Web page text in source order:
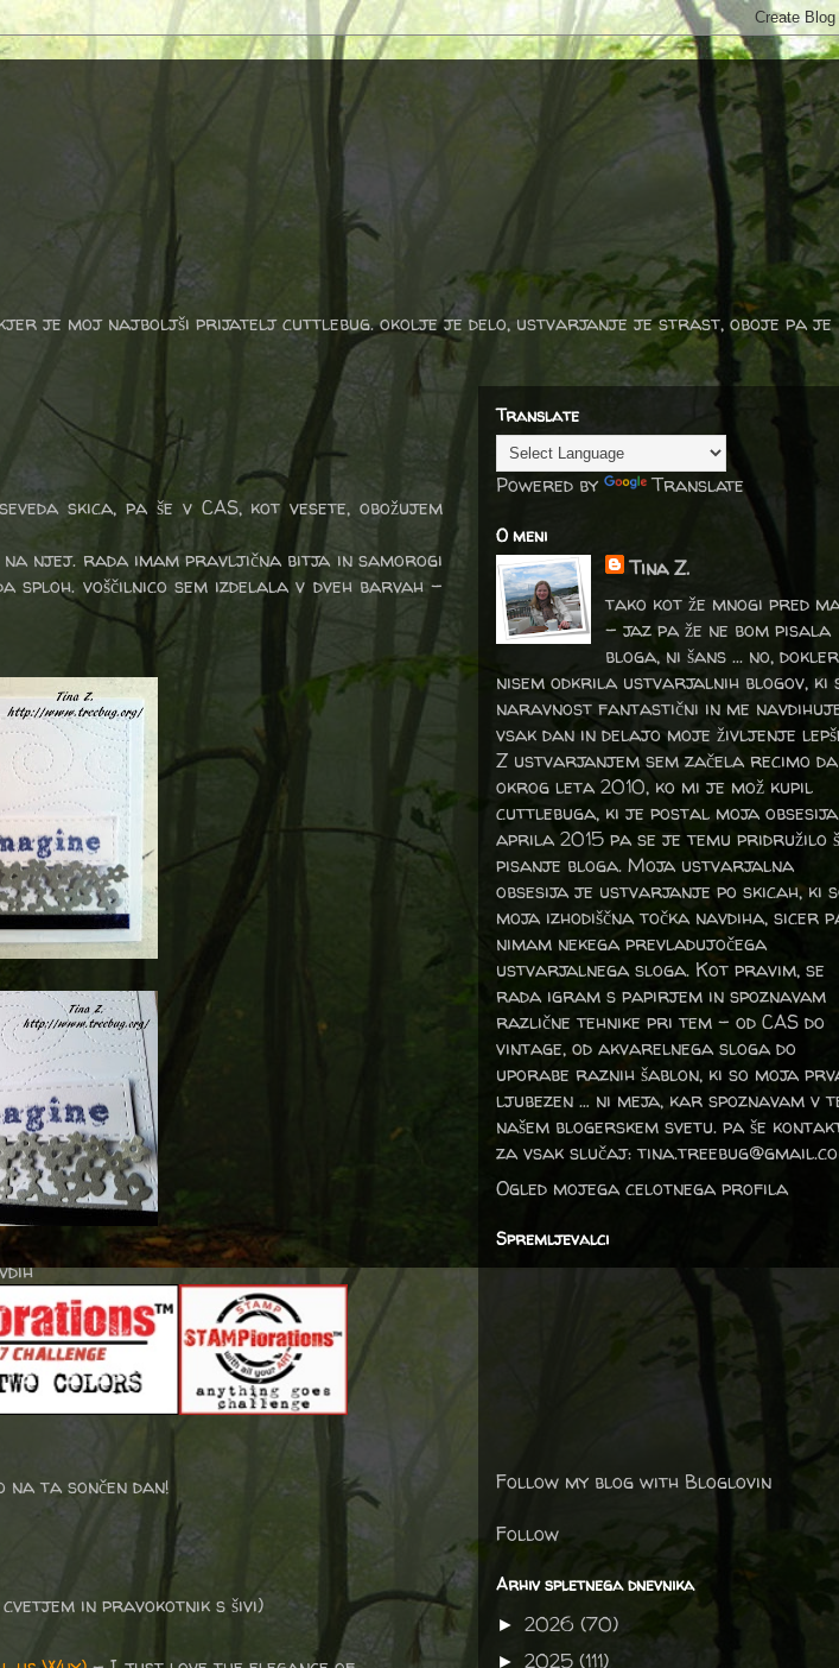
kjer je moj najboljši prijatelj cuttlebug. okolje je delo, ustvarjanje je strast, oboje pa je
skica, pa še v CAS, kot vesete, obožujem
njej. rada imam pravljična bitja in samorogi
sploh. voščilnico sem izdelala v dveh barvah -
ta sončen dan!
in pravokotnik s šivi)
Translate
Powered by Translate
O meni
Tina Z.
tako kot že mnogi pred
- jaz pa že ne bom pisala
bloga, ni šans ... no, dokler
nisem odkrila ustvarjalnih blogov, ki
naravnost fantastični in me
vsak dan in delajo moje življenje
Z ustvarjanjem sem začela recimo da
okrog leta 2010, ko mi je mož kupil
cuttlebuga, ki je postal moja
aprila 2015 pa se je temu pridružilo
pisanje bloga. Moja ustvarjalna
obsesija je ustvarjanje po skicah, ki
moja izhodiščna točka navdiha, sicer
nimam nekega prevladujočega
ustvarjalnega sloga. Kot pravim, se
rada igram s papirjem in spoznavam
različne tehnike pri tem – od CAS do
vintage, od akvarelnega sloga do
uporabe raznih šablon, ki so moja
ljubezen … ni meja, kar spoznavam v
našem blogerskem svetu. pa še
za vsak slučaj:
Ogled mojega celotnega profila
Spremljevalci
Follow my blog with Bloglovin
Follow
Arhiv spletnega dnevnika
► 2026 (70)
► 2025 (111)